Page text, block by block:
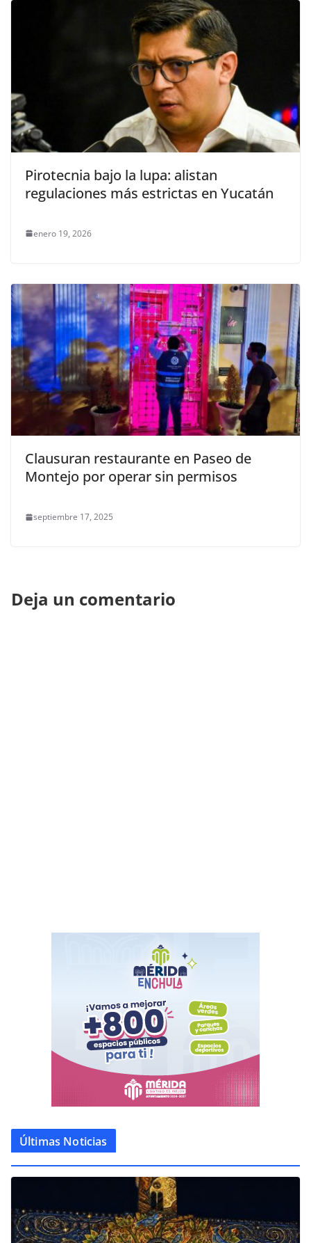
Pirotecnia bajo la lupa: alistan
regulaciones más estrictas en Yucatán
enero 19, 2026
Clausuran restaurante en Paseo de
Montejo por operar sin permisos
septiembre 17, 2025
Deja un comentario
Últimas Noticias